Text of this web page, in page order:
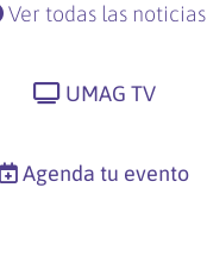
Ver todas las noticias
UMAG TV
Agenda tu evento